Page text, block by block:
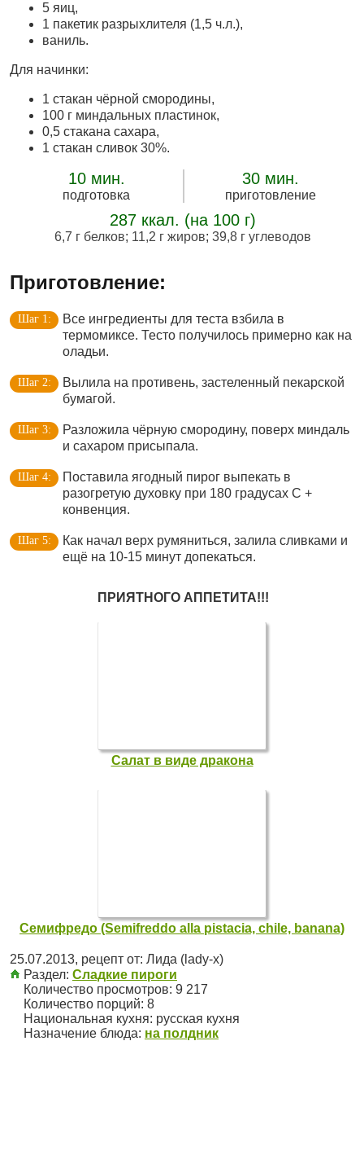
5 яиц,
1 пакетик разрыхлителя (1,5 ч.л.),
ваниль.
Для начинки:
1 стакан чёрной смородины,
100 г миндальных пластинок,
0,5 стакана сахара,
1 стакан сливок 30%.
10 мин.
подготовка
30 мин.
приготовление
287 ккал. (на 100 г)
6,7 г белков; 11,2 г жиров; 39,8 г углеводов
Приготовление:
Все ингредиенты для теста взбила в
термомиксе. Тесто получилось примерно как на
оладьи.
Вылила на противень, застеленный пекарской
бумагой.
Разложила чёрную смородину, поверх миндаль
и сахаром присыпала.
Поставила ягодный пирог выпекать в
разогретую духовку при 180 градусах С +
конвенция.
Как начал верх румяниться, залила сливками и
ещё на 10-15 минут допекаться.
ПРИЯТНОГО АППЕТИТА!!!
Салат в виде дракона
Семифредо (Semifreddo alla pistacia, chile, banana)
25.07.2013, рецепт от: Лида (lady-x)
Раздел: Сладкие пироги
Количество просмотров: 9 217
Количество порций: 8
Национальная кухня: русская кухня
Назначение блюда: на полдник